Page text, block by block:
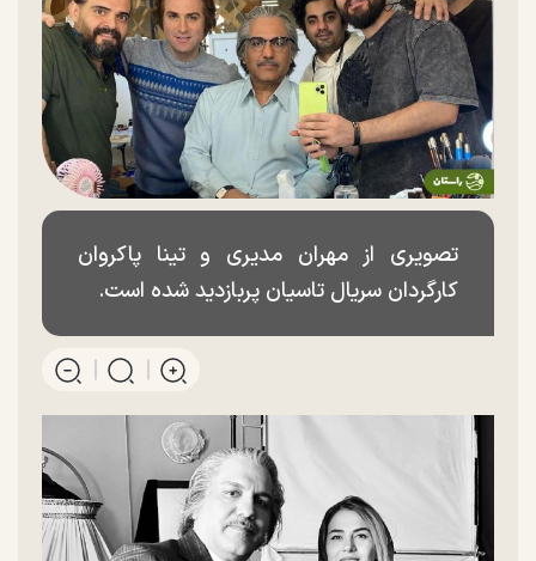
تصویری از مهران مدیری و تینا پاکروان
کارگردان سریال تاسیان پربازدید شده است.